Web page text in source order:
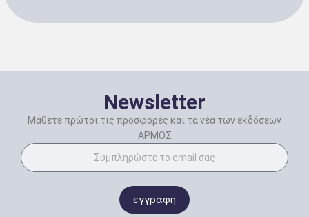
Newsletter
Μάθετε πρώτοι τις προσφορές και τα νέα των εκδόσεων
ΑΡΜΟΣ
εγγραφη